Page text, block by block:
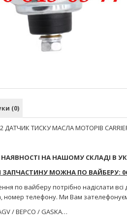
(0)
ДАТЧИК ТИСКУ МАСЛА МОТОРІВ CARRIER
НАЯВНОСТІ НА НАШОМУ СКЛАДІ В
МОЖНА ПО ВАЙБЕРУ:
по вайберу потрібно надіслати
номер телефону. Ми Вам
/ BEPCO / GASKA…